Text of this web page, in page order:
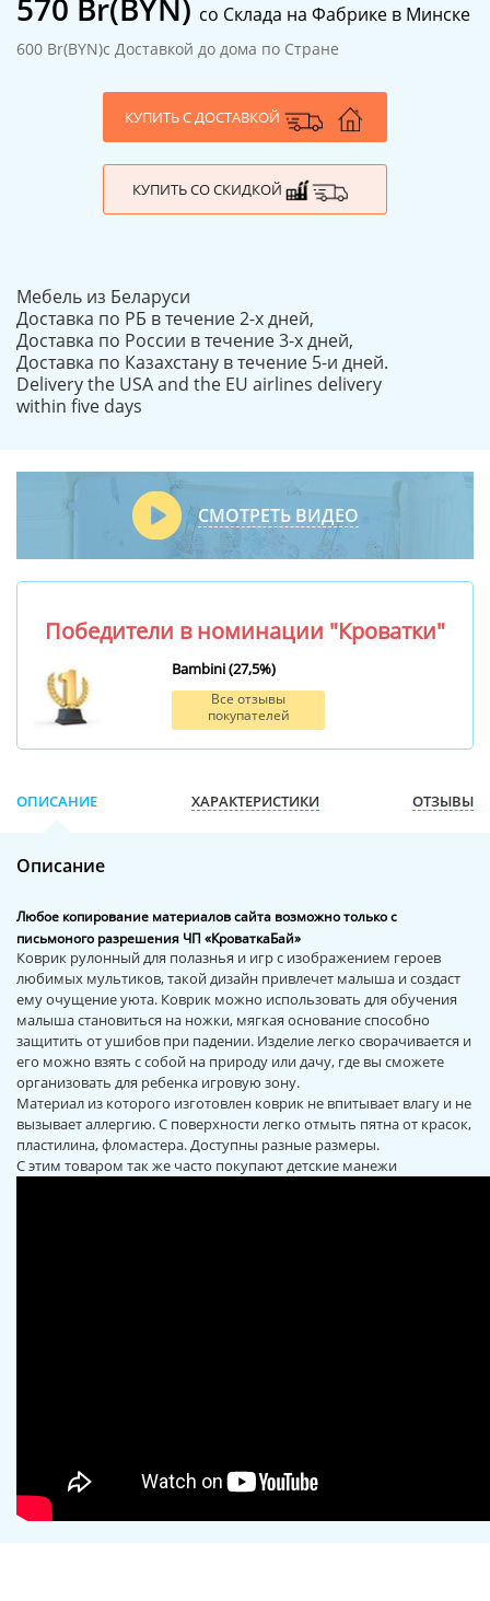
570 Br(BYN) со Склада на Фабрике в Минске
600 Br(BYN)с Доставкой до дома по Стране
КУПИТЬ С ДОСТАВКОЙ
КУПИТЬ СО СКИДКОЙ
Мебель из Беларуси
Доставка по РБ в течение 2-х дней,
Доставка по России в течение 3-х дней,
Доставка по Казахстану в течение 5-и дней.
Delivery the USA and the EU airlines delivery
within five days
СМОТРЕТЬ ВИДЕО
Победители в номинации "Кроватки"
Bambini (27,5%)
Все отзывы
покупателей
ОПИСАНИЕ ХАРАКТЕРИСТИКИ ОТЗЫВЫ
Описание
Любое копирование материалов сайта возможно только с
письмоного разрешения ЧП «КроваткаБай»
Коврик рулонный для полазнья и игр с изображением героев
любимых мультиков, такой дизайн привлечет малыша и создаст
ему очущение уюта. Коврик можно использовать для обучения
малыша становиться на ножки, мягкая основание способно
защитить от ушибов при падении. Изделие легко сворачивается и
его можно взять с собой на природу или дачу, где вы сможете
организовать для ребенка игровую зону.
Материал из которого изготовлен коврик не впитывает влагу и не
вызывает аллергию. С поверхности легко отмыть пятна от красок,
пластилина, фломастера. Доступны разные размеры.
С этим товаром так же часто покупаютдетские манежи